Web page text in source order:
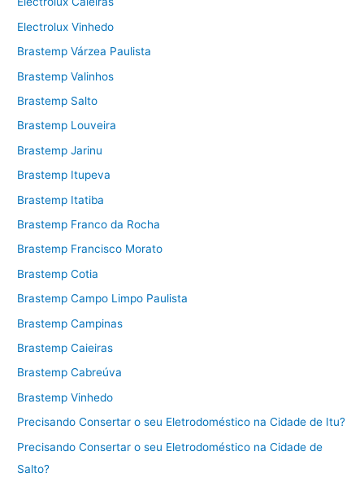
Electrolux Vinhedo
Brastemp Várzea Paulista
Brastemp Valinhos
Brastemp Salto
Brastemp Louveira
Brastemp Jarinu
Brastemp Itupeva
Brastemp Itatiba
Brastemp Franco da Rocha
Brastemp Francisco Morato
Brastemp Cotia
Brastemp Campo Limpo Paulista
Brastemp Campinas
Brastemp Caieiras
Brastemp Cabreúva
Brastemp Vinhedo
Precisando Consertar o seu Eletrodoméstico na Cidade de Itu?
Precisando Consertar o seu Eletrodoméstico na Cidade de
Salto?